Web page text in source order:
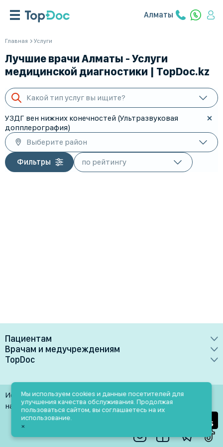
Алматы
Главная Услуги
Лучшие врачи Алматы - Услуги
медицинской диагностики | TopDoc.kz
Какой тип услуг вы ищите?
УЗДГ вен нижних конечностей (Ультразвуковая
допплерография)
Выберите район
Фильтры
Пациентам
Врачи
Клиники
Лаборатории
Услуги
Блог
Акции и скидки
Врачам и медучреждениям
Преимущества
Медучреждениям
Врачам
TopDoc
Контакты
Помощь
Использование материалов разрешено только при
наличии активной ссылки на источник
Мы используем cookies и данные посетителей для
улучшения качества обслуживания. Продолжая
пользоваться сайтом, вы соглашаетесь на их
использование.
×